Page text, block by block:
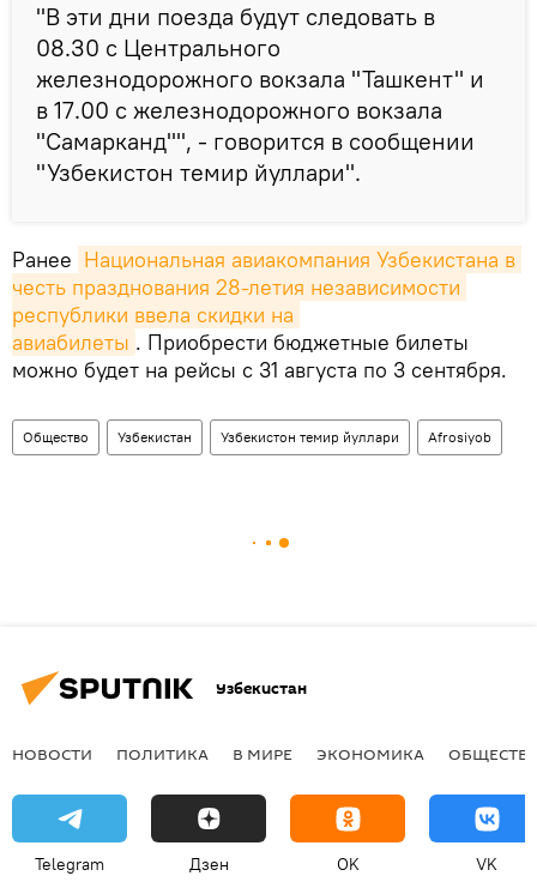
"В эти дни поезда будут следовать в
08.30 с Центрального
железнодорожного вокзала "Ташкент" и
в 17.00 с железнодорожного вокзала
"Самарканд"", - говорится в сообщении
"Узбекистон темир йуллари".
Ранее Национальная авиакомпания Узбекистана в
честь празднования 28-летия независимости
республики ввела скидки на
авиабилеты . Приобрести бюджетные билеты
можно будет на рейсы с 31 августа по 3 сентября.
Общество Узбекистан Узбекистон темир йуллари Afrosiyob
Узбекистан
НОВОСТИ ПОЛИТИКА В МИРЕ ЭКОНОМИКА
Telegram Дзен OK VK